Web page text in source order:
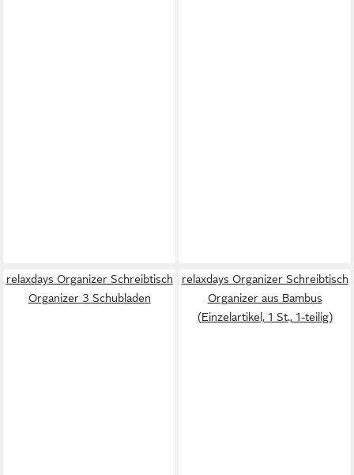
relaxdays Organizer Schreibtisch
Organizer 3 Schubladen
relaxdays Organizer Schreibtisch
Organizer aus Bambus
(Einzelartikel, 1 St., 1-teilig)